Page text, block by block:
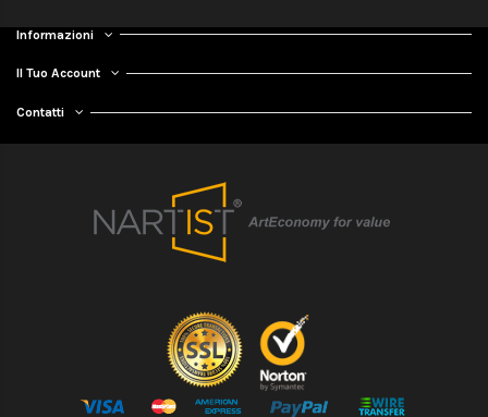
Informazioni
Il Tuo Account
Contatti